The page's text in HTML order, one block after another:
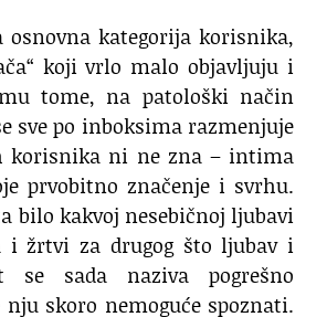
osnovna kategorija korisnika,
koji vrlo malo objavljuju i
tome, na patološki način
sve po inboksima razmenjuje
korisnika ni ne zna – intima
prvobitno značenje i svrhu.
bilo kakvoj nesebičnoj ljubavi
i žrtvi za drugog što ljubav i
se sada naziva pogrešno
skoro nemoguće spoznati.